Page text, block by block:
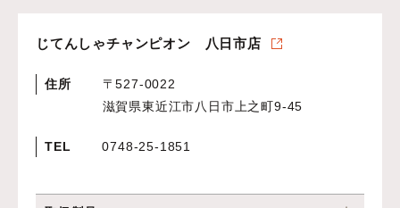
じてんしゃチャンピオン 八日市店
住所
〒527-0022
滋賀県東近江市八日市上之町9-45
TEL 0748-25-1851